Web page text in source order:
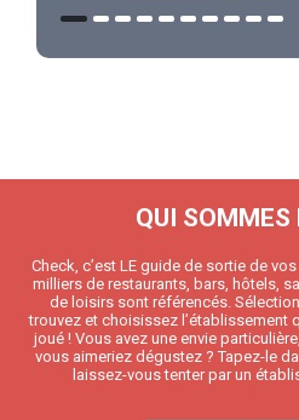
QUI SOMMES
Check, c’est LE guide de sortie de
milliers de restaurants, bars, hôtels,
de loisirs sont référencés.
trouvez et choisissez l’établissement
joué ! Vous avez une envie
vous aimeriez dégustez ? Tapez-le
laissez-vous tenter par un